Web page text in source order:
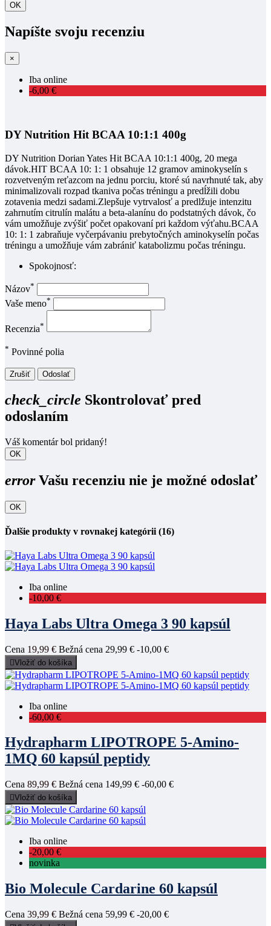
OK
Napíšte svoju recenziu
×
Iba online
-6,00 €
DY Nutrition Hit BCAA 10:1:1 400g
DY Nutrition Dorian Yates Hit BCAA 10:1:1 400g, 20 mega
dávok.HIT BCAA 10: 1: 1 obsahuje 12 gramov aminokyselín s
rozvetveným reťazcom na jednu porciu, ktoré sú navrhnuté tak, aby
minimalizovali rozpad tkaniva počas tréningu a predĺžili dobu
zotavenia medzi sadami.Zlepšuje vytrvalosť a predlžuje intenzitu
zahrnutím citrulín malátu a beta-alanínu do podstatných dávok, čo
vám umožňuje zvýšiť počet opakovaní pri každom výťahu.BCAA
10: 1: 1 zabraňuje vyčerpávaniu prebytočných aminokyselín počas
tréningu a umožňuje vám zabrániť katabolizmu počas tréningu.
Spokojnosť:
Názov*
Vaše meno*
Recenzia*
* Povinné polia
Zrušiť Odoslať
check_circle Skontrolovať pred
odoslaním
Váš komentár bol pridaný!
OK
errorVašu recenziu nie je možné odoslať
OK
Ďalšie produkty v rovnakej kategórii (16)
Iba online
-10,00 €
Haya Labs Ultra Omega 3 90 kapsúl
Cena 19,99 € Bežná cena 29,99 € -10,00 €
Vložiť do košíka
Iba online
-60,00 €
Hydrapharm LIPOTROPE 5-Amino-
1MQ 60 kapsúl peptidy
Cena 89,99 € Bežná cena 149,99 € -60,00 €
Vložiť do košíka
Iba online
-20,00 €
novinka
Bio Molecule Cardarine 60 kapsúl
Cena 39,99 € Bežná cena 59,99 € -20,00 €